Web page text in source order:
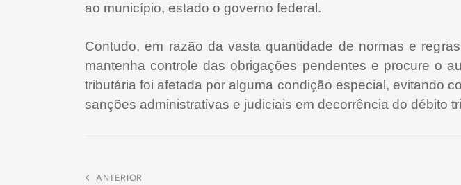
ao município, estado o governo federal.
Contudo, em razão da vasta quantidade de normas e
mantenha controle das obrigações pendentes e procure o
tributária foi afetada por alguma condição especial, evitando
sanções administrativas e judiciais em decorrência do débito
ANTERIOR